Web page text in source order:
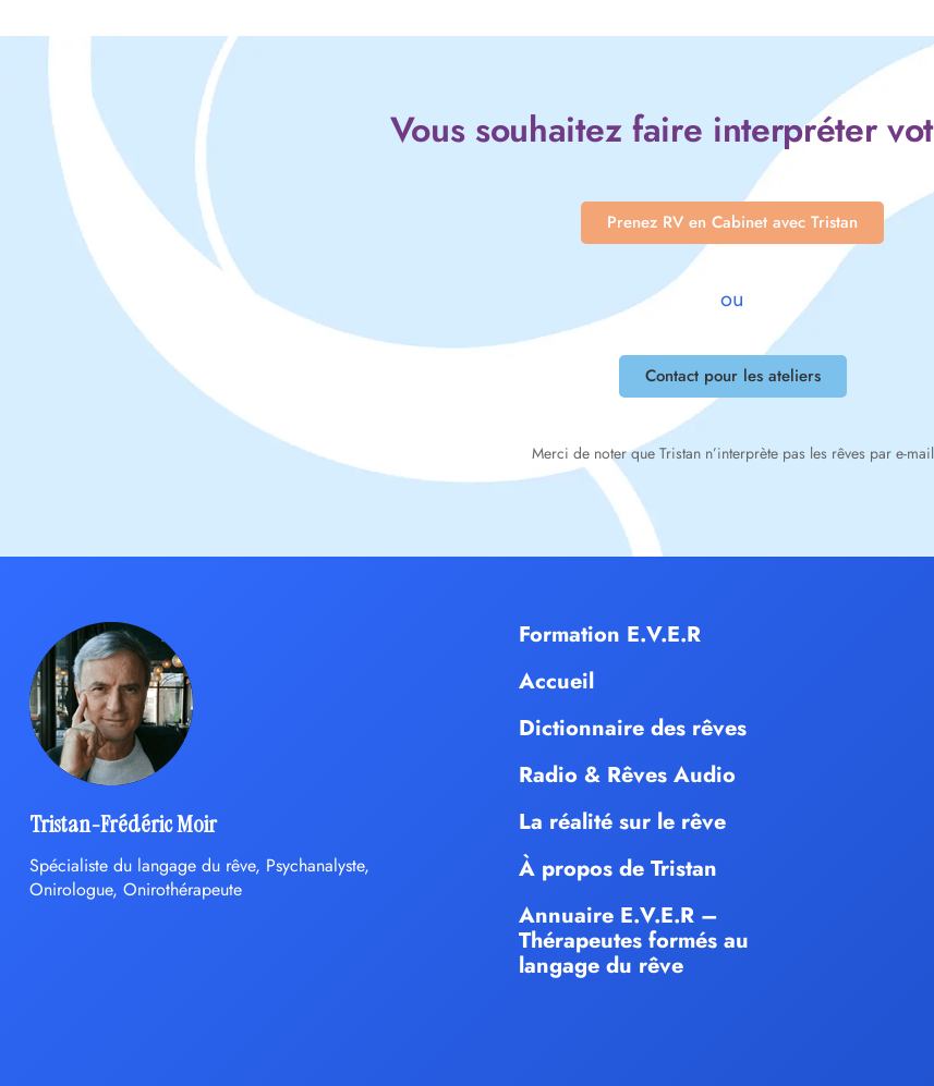
Vous souhaitez faire interpréter
Prenez RV en Cabinet avec Tristan
ou
Contact pour les ateliers
Merci de noter que Tristan n’interprète pas les rêves par e-mail
Tristan-Frédéric Moir
Spécialiste du langage du rêve, Psychanalyste,
Onirologue, Onirothérapeute
Formation E.V.E.R
Accueil
Dictionnaire des rêves
Radio & Rêves Audio
La réalité sur le rêve
À propos de Tristan
Annuaire E.V.E.R –
Thérapeutes formés au
langage du rêve